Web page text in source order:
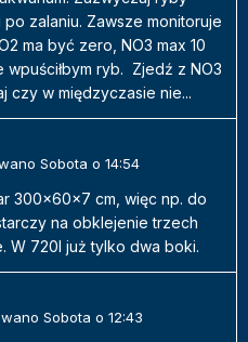
zalaniu. Zawsze monitoruje
ma być zero, NO3 max 10
wpuściłbym ryb. Zjedź z NO3
czy w międzyczasie nie...
Sobota o 14:54
300x60x7 cm, więc np. do
na obklejenie trzech
W 720l już tylko dwa boki.
Sobota o 12:43